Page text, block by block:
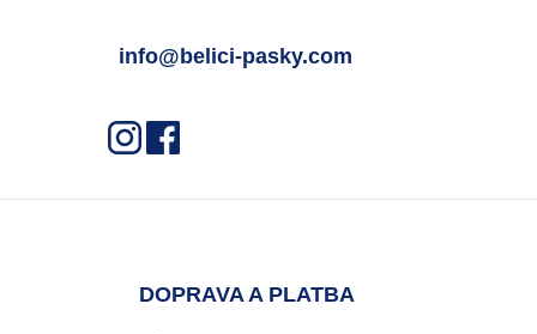
info@belici-pasky.com
DOPRAVA A PLATBA